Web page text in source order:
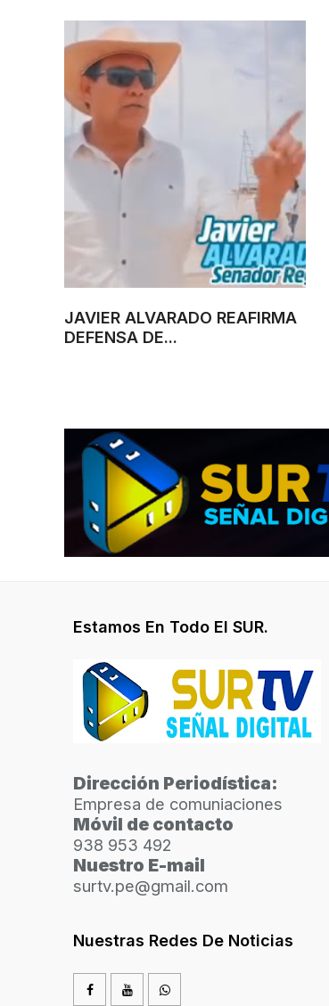
JAVIER ALVARADO REAFIRMA
DEFENSA DE...
Estamos En Todo El SUR.
Dirección Periodística:
Empresa de comuniaciones
Móvil de contacto
938 953 492
Nuestro E-mail
surtv.pe@gmail.com
Nuestras Redes De Noticias